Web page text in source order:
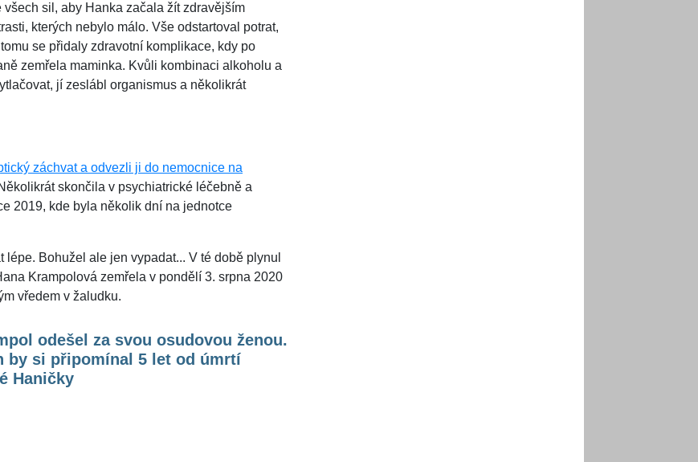
sil, aby Hanka začala žít zdravějším
kterých nebylo málo. Vše odstartoval potrat,
se přidaly zdravotní komplikace, kdy po
zemřela maminka. Kvůli kombinaci alkoholu a
jí zeslábl organismus a několikrát
záchvat a odvezli ji do nemocnice na
skončila v psychiatrické léčebně a
2019, kde byla několik dní na jednotce
Bohužel ale jen vypadat... V té době plynul
Krampolová zemřela v pondělí 3. srpna 2020
vředem v žaludku.
odešel za svou osudovou ženou.
by si připomínal 5 let od úmrtí
Haničky